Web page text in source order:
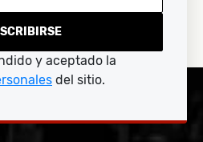
y aceptado la
del sitio.